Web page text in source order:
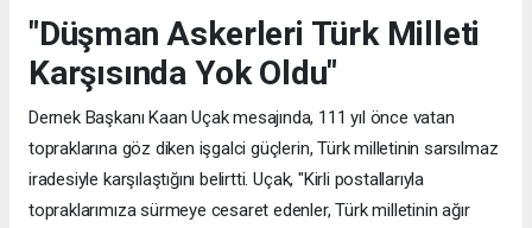
"Düşman Askerleri Türk Milleti
Karşısında Yok Oldu"
Dernek Başkanı Kaan Uçak mesajında, 111 yıl önce vatan
topraklarına göz diken işgalci güçlerin, Türk milletinin sarsılmaz
iradesiyle karşılaştığını belirtti. Uçak, "Kirli postallarıyla
topraklarımıza sürmeye cesaret edenler, Türk milletinin ağır